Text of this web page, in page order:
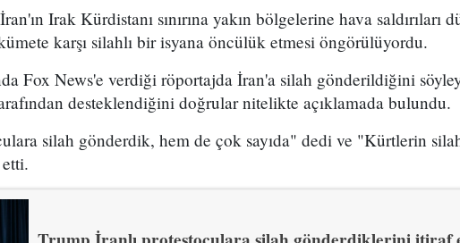
Irak Kürdistanı sınırına yakın bölgelerine hava saldırıları
karşı silahlı bir isyana öncülük etmesi öngörülüyordu.
Fox News'e verdiği röportajda İran'a silah gönderildiğini
desteklendiğini doğrular nitelikte açıklamada bulundu.
silah gönderdik, hem de çok sayıda" dedi ve "Kürtlerin